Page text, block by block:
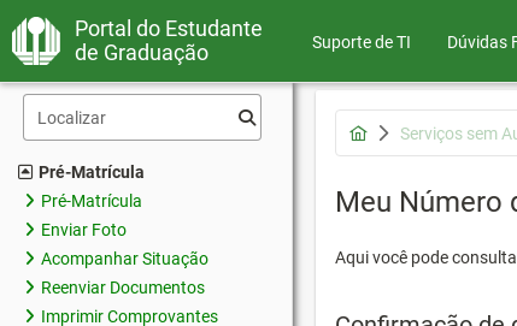
Portal do Estudante
de Graduação
Suporte de TI Dúvidas
Pré-Matrícula
Pré-Matrícula
Enviar Foto
Acompanhar Situação
Reenviar Documentos
Imprimir Comprovantes
Serviços sem
Meu Número
Aqui você pode